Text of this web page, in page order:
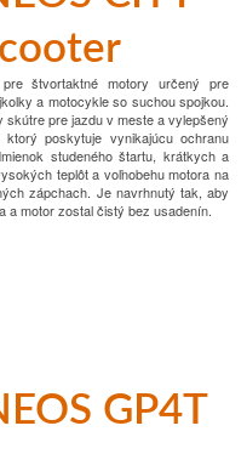
štvortaktné motory určený pre
a motocykle so suchou spojkou.
skútre pre jazdu v meste a vylepšený
ktorý poskytuje vynikajúcu ochranu
studeného štartu, krátkych a
teplôt a voľnobehu motora na
zápchach. Je navrhnutý tak, aby
a motor zostal čistý bez usadenín.
GP4T